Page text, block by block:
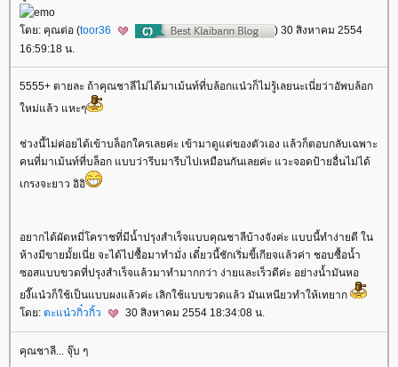
ดย: คุณต่อ (toor36
) 30 สิงหาคม 2554
16:59:18 น.
5555+ ตายละ ถ้าคุณชาลีไม่ได้มาเม้นท์ที่บล้อกแน๋วก็ไม่รู้เลยนะเนี่ยว่าอัพบล้อก
หม่แล้ว แหะๆ
ช่วงนี้ไม่ค่อยได้เข้าบล็อกใครเลยค่ะ เข้ามาดูแต่ของตัวเอง แล้วก็ตอบกลับเฉพาะ
คนที่มาเม้นท์ที่บล็อก แบบว่ารีบมารีบไปเหมือนกันเลยค่ะ แวะจอดป้ายอื่นไม่ได้
เกรงจะยาว อิอิ
อยากได้ผัดหมี่โคราชที่มีน้ำปรุงสำเร็จแบบคุณชาลีบ้างจังค่ะ แบบนี้ทำง่ายดี ใน
ห้างมีขายมั้ยเนี่ย จะได้ไปซื้อมาทำมั่ง เดี๋ยวนี้ชักเริ่มขี้เกียจแล้วค่า ชอบซื้อน้ำ
ซอสแบบขวดที่ปรุงสำเร็จแล้วมาทำมากกว่า ง่ายและเร็วดีค่ะ อย่างน้ำมันหอ
งี๊แน๋วก็ใช้เป็นแบบผงแล้วค่ะ เลิกใช้แบบขวดแล้ว มันเหนียวทำให้เทยาก
ดย: ตะแน๋วกิ๋วกิ้ว 30 สิงหาคม 2554 18:34:08 น.
คุณชาลี... จุ๊บ ๆ